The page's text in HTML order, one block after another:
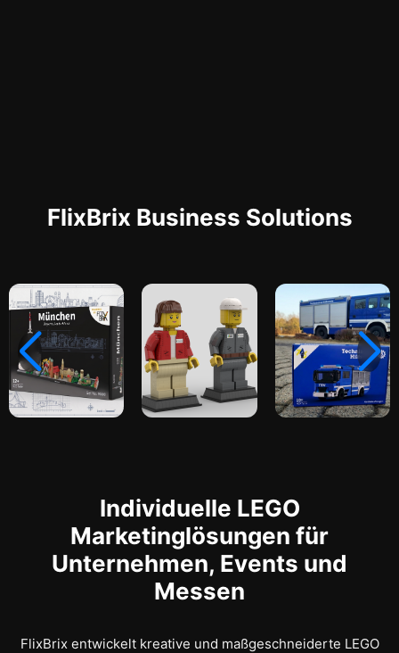
FlixBrix Business Solutions
Individuelle LEGO
Marketinglösungen für
Unternehmen, Events und
Messen
FlixBrix entwickelt kreative und maßgeschneiderte LEGO